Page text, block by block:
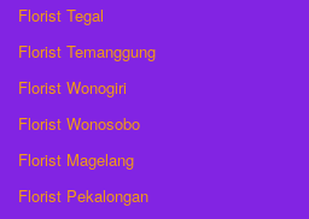
Florist Tegal
Florist Temanggung
Florist Wonogiri
Florist Wonosobo
Florist Magelang
Florist Pekalongan